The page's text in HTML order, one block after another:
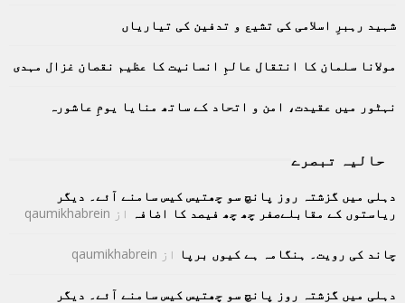
C
H
شہید رہبرِ اسلامی کی تشیع و تدفین کی تیاریاں
مولانا سلمان کا انتقال عالمِ انسانیت کا عظیم نقصان غزال مہدی
نہٹور میں عقیدت، امن و اتحاد کے ساتھ منایا یومِ عاشورہ
حالیہ تبصرے
دہلی میں گزشتہ روز پانچ سو چھتیس کیس سامنے آئے۔ دیگر
ریاستوں کے مقابلےصفر چھ چھ فیصد کا اضافہ
از qaumikhabrein
چاند کی رویت۔ ہنگامہ ہے کیوں برپا از qaumikhabrein
دہلی میں گزشتہ روز پانچ سو چھتیس کیس سامنے آئے۔ دیگر